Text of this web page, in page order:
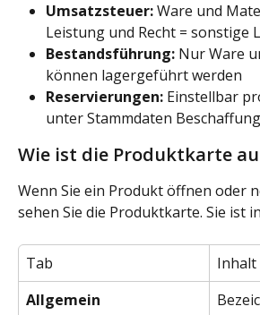
Umsatzsteuer: Ware und
Leistung und Recht = sonstige
Bestandsführung: Nur Ware
können lagergeführt werden
Reservierungen: Einstellbar
unter Stammdaten Beschaffung
Wie ist die Produktkarte
Wenn Sie ein Produkt öffnen oder
sehen Sie die Produktkarte. Sie ist
Tab
Inhalt
Allgemein